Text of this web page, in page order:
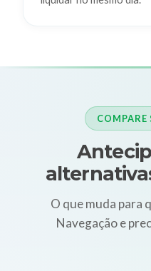
COMPARE
O que muda para
Navegação e